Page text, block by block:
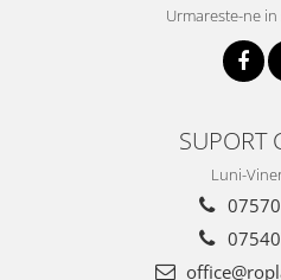
HIDRANTI SI ACCESORII
Pompe pentru testare instalatii
APOMETRE/ CAMIN APOMETRE
Urmareste-ne
SUPORT
Luni-